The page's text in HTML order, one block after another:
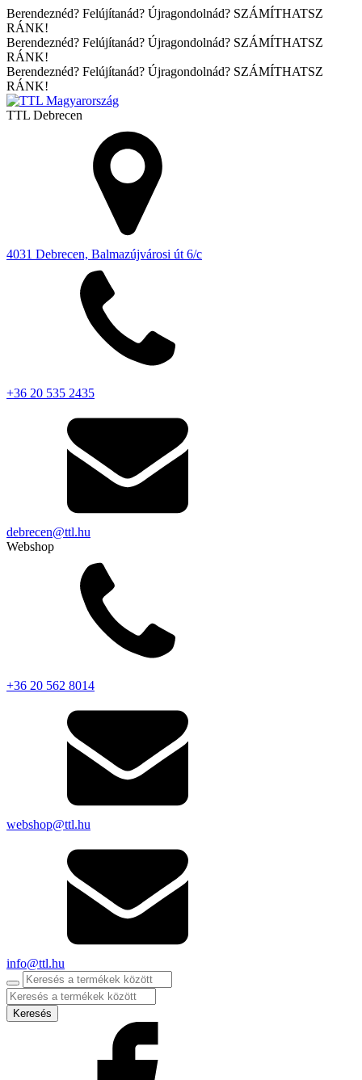
Berendeznéd? Felújítanád? Újragondolnád? SZÁMÍTHATSZ
RÁNK!
Berendeznéd? Felújítanád? Újragondolnád? SZÁMÍTHATSZ
RÁNK!
Berendeznéd? Felújítanád? Újragondolnád? SZÁMÍTHATSZ
RÁNK!
TTL Debrecen
4031 Debrecen, Balmazújvárosi út 6/c
+36 20 535 2435
debrecen@ttl.hu
Webshop
+36 20 562 8014
webshop@ttl.hu
info@ttl.hu
Products
search
Keresés